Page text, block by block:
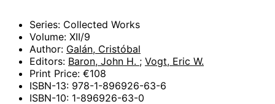
Series: Collected Works
Volume: XII/9
Author: Galán, Cristóbal
Editors: Baron, John H. ; Vogt, Eric W.
Print Price: €108
ISBN-13: 978-1-896926-63-6
ISBN-10: 1-896926-63-0